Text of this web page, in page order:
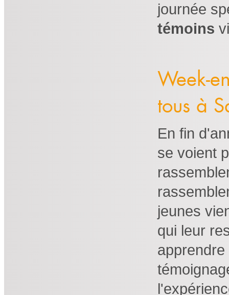
journée
témoins
Week-
tous à
En fin
se voient
jeunes
qui leur